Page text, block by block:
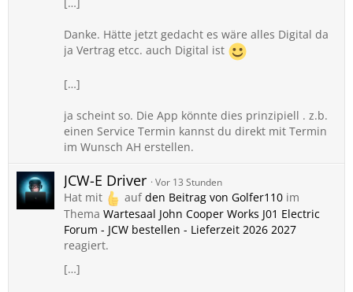
Danke. Hätte jetzt gedacht es wäre alles Digital da
ja Vertrag etcc. auch Digital ist
[…]
ja scheint so. Die App könnte dies prinzipiell . z.b.
einen Service Termin kannst du direkt mit Termin
im Wunsch AH erstellen.
JCW-E Driver Vor 13 Stunden
Hat mit aufden Beitrag von Golfer110 im
Thema Wartesaal John Cooper Works J01 Electric
Forum - JCW bestellen - Lieferzeit 2026 2027
reagiert.
[…]